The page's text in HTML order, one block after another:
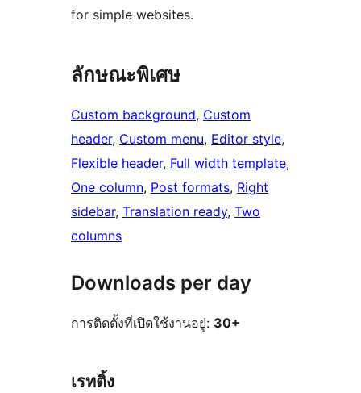
for simple websites.
ลักษณะพิเศษ
Custom background, Custom
header, Custom menu, Editor style
Flexible header, Full width template
One column, Post formats, Right
sidebar, Translation ready, Two
columns
Downloads per day
การติดตั้งที่เปิดใช้งานอยู่: 30+
เรทติ้ง